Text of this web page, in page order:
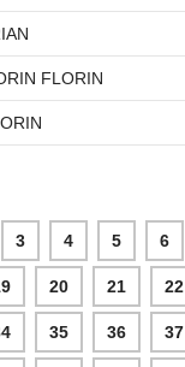
FLORIN
3 4 5 6
20 21 22
35 36 37